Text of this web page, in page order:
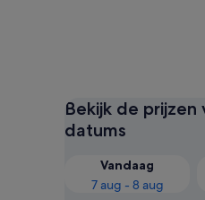
Bekijk de prijzen
datums
Vandaag
7 aug - 8 aug